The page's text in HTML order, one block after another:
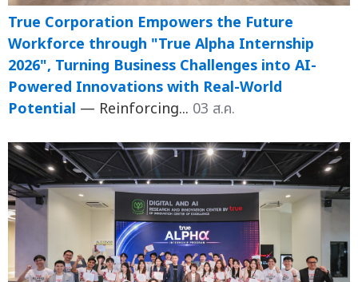
True Corporation Empowers the Future
Workforce through "True Alpha Internship
2026", Turning Business Challenges into AI-
Powered Innovations with Real-World
Potential — Reinforcing... 03 ส.ค.